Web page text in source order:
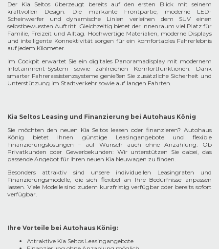
Der Kia Seltos überzeugt bereits auf den ersten Blick mit seinem
kraftvollen Design. Die markante Frontpartie, moderne LED-
Scheinwerfer und dynamische Linien verleihen dem SUV einen
selbstbewussten Auftritt. Gleichzeitig bietet der Innenraum viel Platz für
Familie, Freizeit und Alltag. Hochwertige Materialien, moderne Displays
und intelligente Konnektivität sorgen für ein komfortables Fahrerlebnis
auf jedem Kilometer.
Im Cockpit erwartet Sie ein digitales Panoramadisplay mit modernem
Infotainment-System sowie zahlreichen Komfortfunktionen. Dank
smarter Fahrerassistenzsysteme genießen Sie zusätzliche Sicherheit und
Unterstützung im Stadtverkehr sowie auf langen Fahrten.
Kia Seltos Leasing und Finanzierung bei Autohaus König
Sie möchten den neuen Kia Seltos leasen oder finanzieren? Autohaus
König bietet Ihnen günstige Leasingangebote und flexible
Finanzierungslösungen – auf Wunsch auch ohne Anzahlung. Ob
Privatkunden oder Gewerbekunden: Wir unterstützen Sie dabei, das
passende Angebot für Ihren neuen Kia Neuwagen zu finden.
Besonders attraktiv sind unsere individuellen Leasingraten und
Finanzierungsmodelle, die sich flexibel an Ihre Bedürfnisse anpassen
lassen. Viele Modelle sind zudem kurzfristig verfügbar oder bereits sofort
verfügbar.
Ihre Vorteile bei Autohaus König:
Attraktive Kia Seltos Leasingangebote